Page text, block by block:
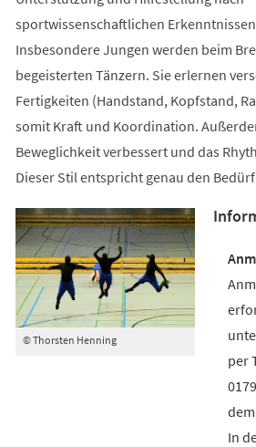
sportwissenschaftlichen
Insbesondere Jungen werden beim
begeisterten Tänzern. Sie erlernen
Fertigkeiten (Handstand, Kopfstand,
somit Kraft und Koordination.
Beweglichkeit verbessert und das
Dieser Stil entspricht genau den
© Thorsten Henning
per
In